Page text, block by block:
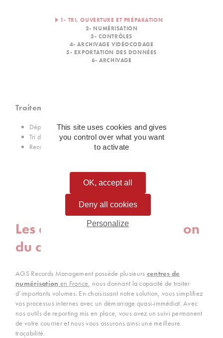
1- TRI, OUVERTURE ET PRÉPARATION
2- NUMÉRISATION
3- CONTRÔLES
4- ARCHIVAGE VIDÉOCODAGE
5- EXPORTATION DES DONNÉES
6- ARCHIVAGE
Traitement du courrier
Dépollution
Tri documentaire
Reconstitution logique
Les atouts de la numérisation
du courrier entrant
AGS Records Management possède plusieurs centres de
numérisation en France, nous donnant la capacité de traiter
d’importants volumes. En choisissant notre solution, vous simplifiez
vos processus internes avec un démarrage quasi-immédiat. Avec
nos outils de reporting mis en place, vous avez un suivi permanent
de votre courrier et nous vous assurons ainsi une meilleure
traçabilité.
This site uses cookies and gives
you control over what you want
to activate
OK, accept all
Deny all cookies
Personalize